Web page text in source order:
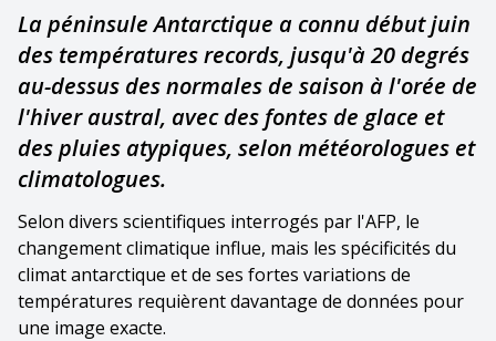
La péninsule Antarctique a connu début juin
des températures records, jusqu'à 20 degrés
au-dessus des normales de saison à l'orée de
l'hiver austral, avec des fontes de glace et
des pluies atypiques, selon météorologues et
climatologues.
Selon divers scientifiques interrogés par l'AFP, le
changement climatique influe, mais les spécificités du
climat antarctique et de ses fortes variations de
températures requièrent davantage de données pour
une image exacte.